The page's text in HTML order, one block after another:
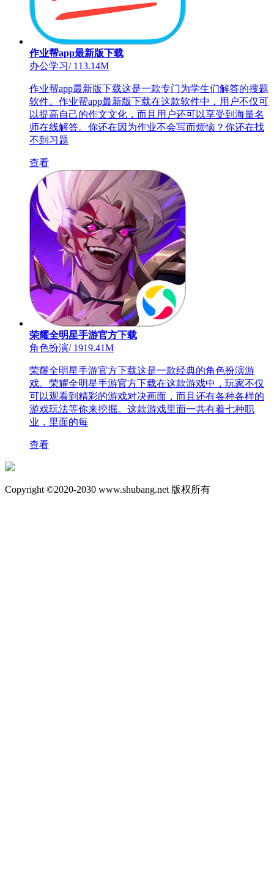
作业帮app最新版下载
办公学习/113.14M
作业帮app最新版下载这是一款专门为学生们解答的搜题
软件。作业帮app最新版下载在这款软件中，用户不仅可
以提高自己的作文文化，而且用户还可以享受到海量名
师在线解答。你还在因为作业不会写而烦恼？你还在找
不到习题
查看
荣耀全明星手游官方下载
角色扮演/1919.41M
荣耀全明星手游官方下载这是一款经典的角色扮演游
戏。荣耀全明星手游官方下载在这款游戏中，玩家不仅
可以观看到精彩的游戏对决画面，而且还有各种各样的
游戏玩法等你来挖掘。这款游戏里面一共有着七种职
业，里面的每
查看
Copyright ©2020-2030 www.shubang.net 版权所有